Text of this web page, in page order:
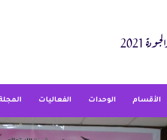
2021
الأقسام الوحدات الفعاليات